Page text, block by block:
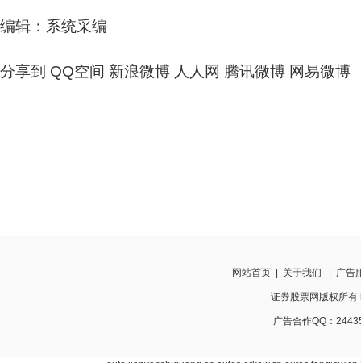
编辑：系统采编
分享到 QQ空间 新浪微博 人人网 腾讯微博 网易微博
网站首页 关于我们 广告
证券股票网版权所
广告合作QQ：